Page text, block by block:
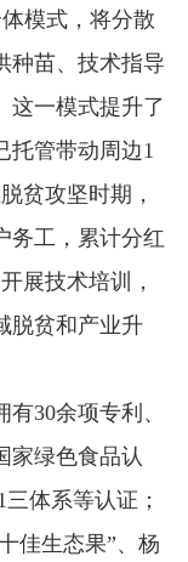
模式，将分散
种苗、技术指导
这一模式提升了
托管带动周边1
贫攻坚时期，
务工，累计分红
展技术培训，
脱贫和产业升
30余项专利、
家绿色食品认
三体系等认证；
佳生态果”、杨